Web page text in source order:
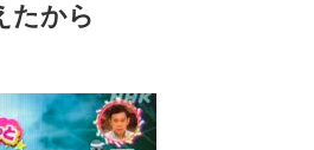
たから